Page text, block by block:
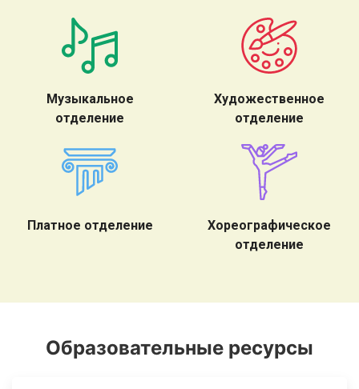
Музыкальное
отделение
Художественное
отделение
Платное отделение
Хореографическое
отделение
Образовательные ресурсы